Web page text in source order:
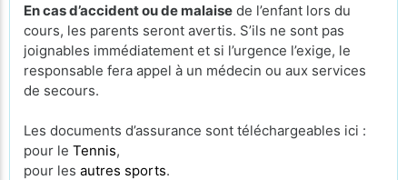
En cas d’accident ou de malaise de l’enfant lors du
cours, les parents seront avertis. S’ils ne sont pas
joignables immédiatement et si l’urgence l’exige, le
responsable fera appel à un médecin ou aux services
de secours.
Les documents d’assurance sont téléchargeables ici :
pour le Tennis,
pour les autres sports.